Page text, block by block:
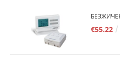
€55.22